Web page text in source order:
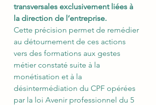
transversales exclusivement liées à
la direction de l’entreprise.
Cette précision permet de remédier
au détournement de ces actions
vers des formations aux gestes
métier constaté suite à la
monétisation et à la
désintermédiation du CPF opérées
par la loi Avenir professionnel du 5